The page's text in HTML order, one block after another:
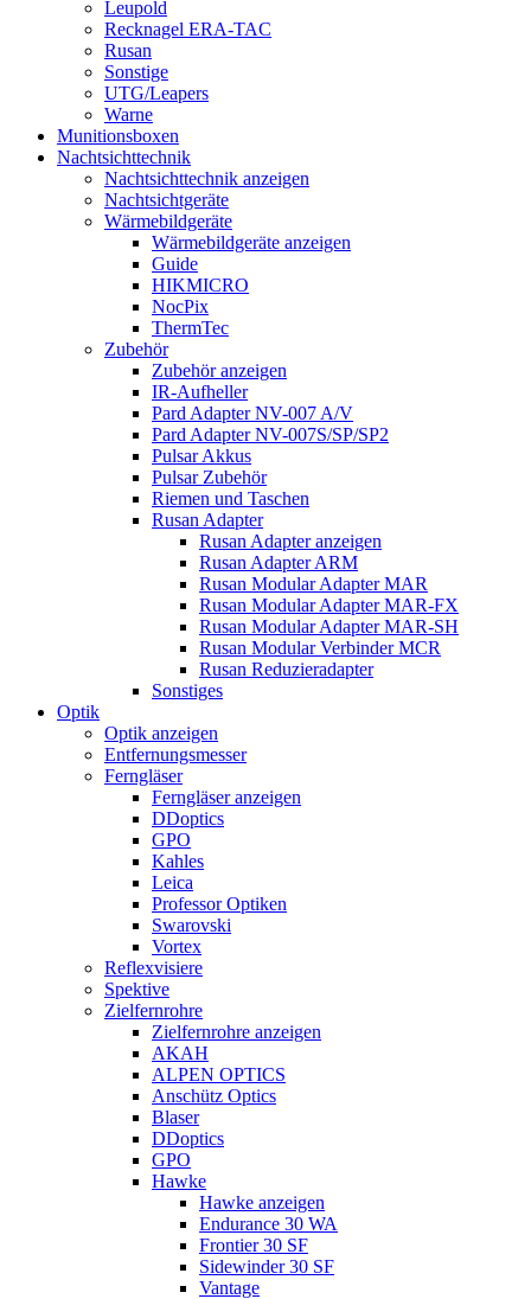
Leupold
Recknagel ERA-TAC
Rusan
Sonstige
UTG/Leapers
Warne
Munitionsboxen
Nachtsichttechnik
Nachtsichttechnik anzeigen
Nachtsichtgeräte
Wärmebildgeräte
Wärmebildgeräte anzeigen
Guide
HIKMICRO
NocPix
ThermTec
Zubehör
Zubehör anzeigen
IR-Aufheller
Pard Adapter NV-007 A/V
Pard Adapter NV-007S/SP/SP2
Pulsar Akkus
Pulsar Zubehör
Riemen und Taschen
Rusan Adapter
Rusan Adapter anzeigen
Rusan Adapter ARM
Rusan Modular Adapter MAR
Rusan Modular Adapter MAR-FX
Rusan Modular Adapter MAR-SH
Rusan Modular Verbinder MCR
Rusan Reduzieradapter
Sonstiges
Optik
Optik anzeigen
Entfernungsmesser
Ferngläser
Ferngläser anzeigen
DDoptics
GPO
Kahles
Leica
Professor Optiken
Swarovski
Vortex
Reflexvisiere
Spektive
Zielfernrohre
Zielfernrohre anzeigen
AKAH
ALPEN OPTICS
Anschütz Optics
Blaser
DDoptics
GPO
Hawke
Hawke anzeigen
Endurance 30 WA
Frontier 30 SF
Sidewinder 30 SF
Vantage